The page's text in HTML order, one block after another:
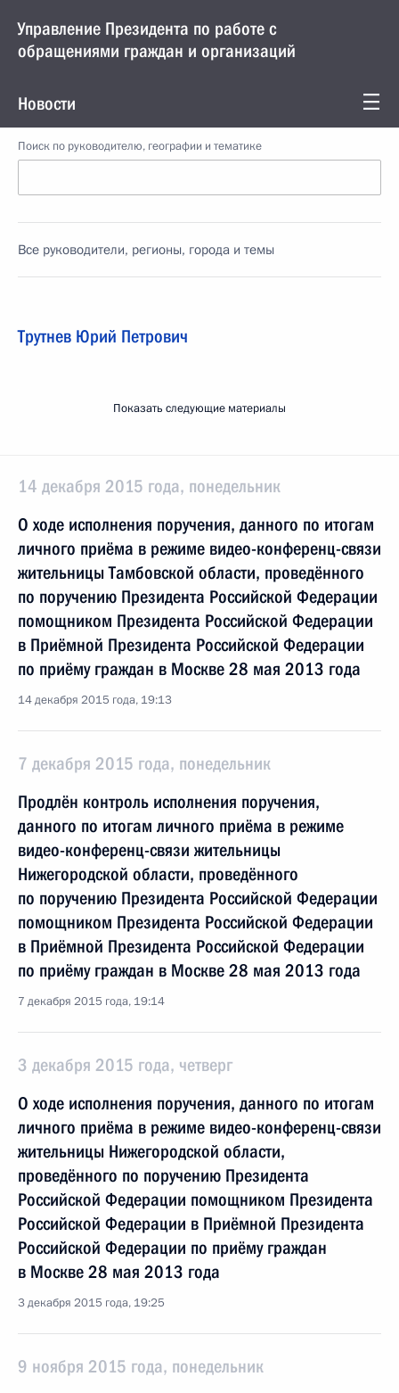
Управление Президента по работе с
обращениями граждан и организаций
Новости
Поиск по руководителю, географии и тематике
Все руководители, регионы, города и темы
Трутнев Юрий Петрович
Показать следующие материалы
14 декабря 2015 года, понедельник
О ходе исполнения поручения, данного по итогам
личного приёма в режиме видео-конференц-связи
жительницы Тамбовской области, проведённого
по поручению Президента Российской Федерации
помощником Президента Российской Федерации
в Приёмной Президента Российской Федерации
по приёму граждан в Москве 28 мая 2013 года
14 декабря 2015 года, 19:13
7 декабря 2015 года, понедельник
Продлён контроль исполнения поручения,
данного по итогам личного приёма в режиме
видео-конференц-связи жительницы
Нижегородской области, проведённого
по поручению Президента Российской Федерации
помощником Президента Российской Федерации
в Приёмной Президента Российской Федерации
по приёму граждан в Москве 28 мая 2013 года
7 декабря 2015 года, 19:14
3 декабря 2015 года, четверг
О ходе исполнения поручения, данного по итогам
личного приёма в режиме видео-конференц-связи
жительницы Нижегородской области,
проведённого по поручению Президента
Российской Федерации помощником Президента
Российской Федерации в Приёмной Президента
Российской Федерации по приёму граждан
в Москве 28 мая 2013 года
3 декабря 2015 года, 19:25
9 ноября 2015 года, понедельник